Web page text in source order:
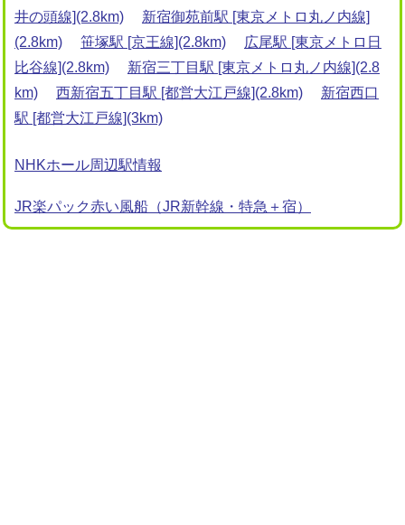
井の頭線](2.8km)
新宿御苑前駅 [東京メトロ丸ノ内線]
(2.8km)
笹塚駅 [京王線](2.8km)
広尾駅 [東京メトロ日
比谷線](2.8km)
新宿三丁目駅 [東京メトロ丸ノ内線](2.8
km)
西新宿五丁目駅 [都営大江戸線](2.8km)
新宿西口
駅 [都営大江戸線](3km)
NHKホール周辺駅情報
JR楽パック赤い風船（JR新幹線・特急＋宿）